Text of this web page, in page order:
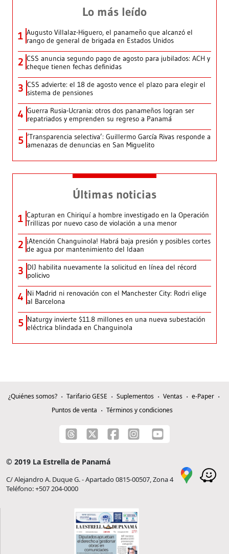
Lo más leído
1 Augusto Villalaz-Higuero, el panameño que alcanzó el
rango de general de brigada en Estados Unidos
2 CSS anuncia segundo pago de agosto para jubilados: ACH y
cheque tienen fechas definidas
3 CSS advierte: el 18 de agosto vence el plazo para elegir el
sistema de pensiones
4 Guerra Rusia-Ucrania: otros dos panameños logran ser
repatriados y emprenden su regreso a Panamá
5 ‘Transparencia selectiva’: Guillermo García Rivas responde a
amenazas de denuncias en San Miguelito
Últimas noticias
1 Capturan en Chiriquí a hombre investigado en la Operación
Trillizas por nuevo caso de violación a una menor
2 ¡Atención Changuinola! Habrá baja presión y posibles cortes
de agua por mantenimiento del Idaan
3 DIJ habilita nuevamente la solicitud en línea del récord
policivo
4 Ni Madrid ni renovación con el Manchester City: Rodri elige
al Barcelona
5 Naturgy invierte $11.8 millones en una nueva subestación
eléctrica blindada en Changuinola
¿Quiénes somos? Tarifario GESE Suplementos Ventas
e-Paper
Puntos de venta
Términos y condiciones
© 2019 La Estrella de Panamá
C/ Alejandro A. Duque G. - Apartado 0815-00507, Zona 4
Teléfono: +507 204-0000